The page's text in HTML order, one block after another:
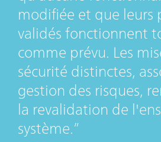
modifiée et que leurs
validés fonctionnent
comme prévu. Les
sécurité distinctes,
gestion des risques,
la revalidation de
système.